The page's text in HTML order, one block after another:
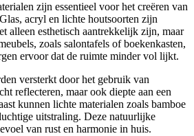
zijn essentieel voor het creëren van
acryl en lichte houtsoorten zijn
alleen esthetisch aantrekkelijk zijn, maar
zoals salontafels of boekenkasten,
ervoor dat de ruimte minder vol lijkt.
versterkt door het gebruik van
reflecteren, maar ook diepte aan een
kunnen lichte materialen zoals bamboe
uitstraling. Deze natuurlijke
van rust en harmonie in huis.